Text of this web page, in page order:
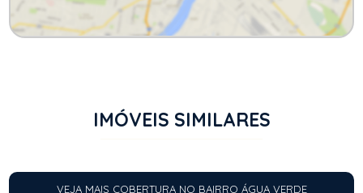
IMÓVEIS SIMILARES
VEJA MAIS COBERTURA NO BAIRRO ÁGUA VERDE